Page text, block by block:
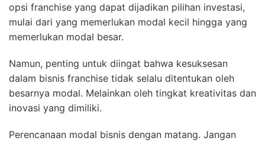
opsi franchise yang dapat dijadikan pilihan investasi,
mulai dari yang memerlukan modal kecil hingga yang
memerlukan modal besar.
Namun, penting untuk diingat bahwa kesuksesan
dalam bisnis franchise tidak selalu ditentukan oleh
besarnya modal. Melainkan oleh tingkat kreativitas dan
inovasi yang dimiliki.
Perencanaan modal bisnis dengan matang. Jangan